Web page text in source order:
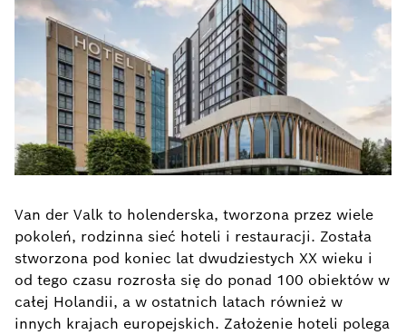
Van der Valk to holenderska, tworzona przez wiele
pokoleń, rodzinna sieć hoteli i restauracji. Została
stworzona pod koniec lat dwudziestych XX wieku i
od tego czasu rozrosła się do ponad 100 obiektów w
całej Holandii, a w ostatnich latach również w
innych krajach europejskich. Założenie hoteli polega